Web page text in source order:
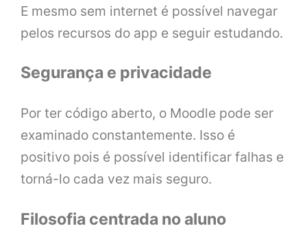
E mesmo sem internet é possível navegar
pelos recursos do app e seguir estudando.
Segurança e privacidade
Por ter código aberto, o Moodle pode ser
examinado constantemente. Isso é
positivo pois é possível identificar falhas e
torná-lo cada vez mais seguro.
Filosofia centrada no aluno